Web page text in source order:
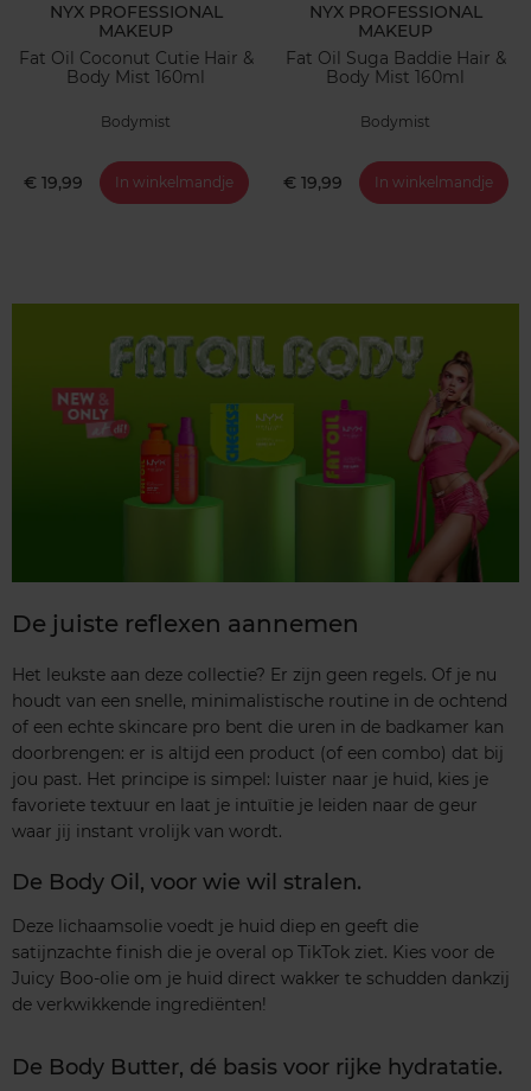
NYX PROFESSIONAL
MAKEUP
Fat Oil Coconut Cutie Hair &
Body Mist 160ml
Bodymist
€ 19,99 In winkelmandje
NYX PROFESSIONAL
MAKEUP
Fat Oil Suga Baddie Hair &
Body Mist 160ml
Bodymist
€ 19,99 In winkelmandje
De juiste reflexen aannemen
Het leukste aan deze collectie? Er zijn geen regels. Of je nu
houdt van een snelle, minimalistische routine in de ochtend
of een echte skincare pro bent die uren in de badkamer kan
doorbrengen: er is altijd een product (of een combo) dat bij
jou past. Het principe is simpel: luister naar je huid, kies je
favoriete textuur en laat je intuïtie je leiden naar de geur
waar jij instant vrolijk van wordt.
De Body Oil, voor wie wil stralen.
Deze lichaamsolie voedt je huid diep en geeft die
satijnzachte finish die je overal op TikTok ziet. Kies voor de
Juicy Boo-olie om je huid direct wakker te schudden dankzij
de verkwikkende ingrediënten!
De Body Butter, dé basis voor rijke hydratatie.